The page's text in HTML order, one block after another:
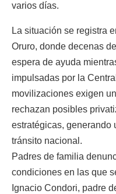
varios días.
La situación se registra
Oruro, donde decenas
espera de ayuda
impulsadas por la
movilizaciones exigen
rechazan posibles
estratégicas, generando
tránsito nacional.
Padres de familia
condiciones en las que
Ignacio Condori, padre